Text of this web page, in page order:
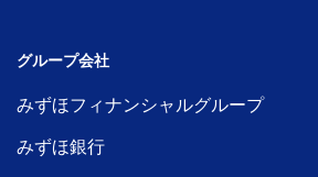
グループ会社
みずほフィナンシャルグループ
みずほ銀行